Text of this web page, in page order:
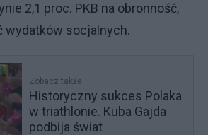
2,1 proc. PKB na obronność,
wydatków socjalnych.
Zobacz także
Historyczny sukces Polaka
w triathlonie. Kuba Gajda
podbija świat